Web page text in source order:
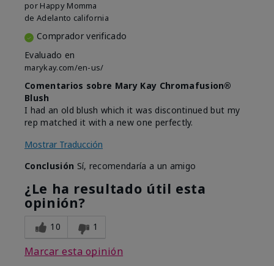
por Happy Momma
de Adelanto california
Comprador verificado
Evaluado en
marykay.com/en-us/
Comentarios sobre Mary Kay Chromafusion®
Blush
I had an old blush which it was discontinued but my
rep matched it with a new one perfectly.
Mostrar Traducción
Conclusión Sí, recomendaría a un amigo
¿Le ha resultado útil esta
opinión?
10 1
Marcar esta opinión